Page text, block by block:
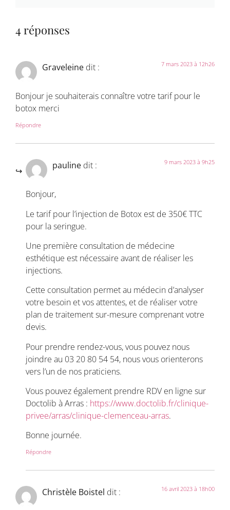
4 réponses
Graveleine dit : 7 mars 2023 à 12h26
Bonjour je souhaiterais connaître votre tarif pour le
botox merci
Répondre
pauline dit : 9 mars 2023 à 9h25
Bonjour,
Le tarif pour l’injection de Botox est de 350€ TTC
pour la seringue.
Une première consultation de médecine
esthétique est nécessaire avant de réaliser les
injections.
Cette consultation permet au médecin d’analyser
votre besoin et vos attentes, et de réaliser votre
plan de traitement sur-mesure comprenant votre
devis.
Pour prendre rendez-vous, vous pouvez nous
joindre au 03 20 80 54 54, nous vous orienterons
vers l’un de nos praticiens.
Vous pouvez également prendre RDV en ligne sur
Doctolib à Arras : https://www.doctolib.fr/clinique-
privee/arras/clinique-clemenceau-arras.
Bonne journée.
Répondre
Christèle Boistel dit : 16 avril 2023 à 18h00